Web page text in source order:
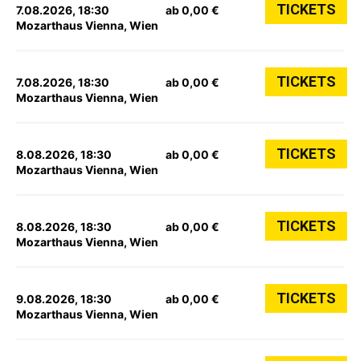
7.08.2026, 18:30
Mozarthaus Vienna, Wien
ab 0,00 € TICKETS
7.08.2026, 18:30
Mozarthaus Vienna, Wien
ab 0,00 € TICKETS
8.08.2026, 18:30
Mozarthaus Vienna, Wien
ab 0,00 € TICKETS
8.08.2026, 18:30
Mozarthaus Vienna, Wien
ab 0,00 € TICKETS
9.08.2026, 18:30
Mozarthaus Vienna, Wien
ab 0,00 € TICKETS